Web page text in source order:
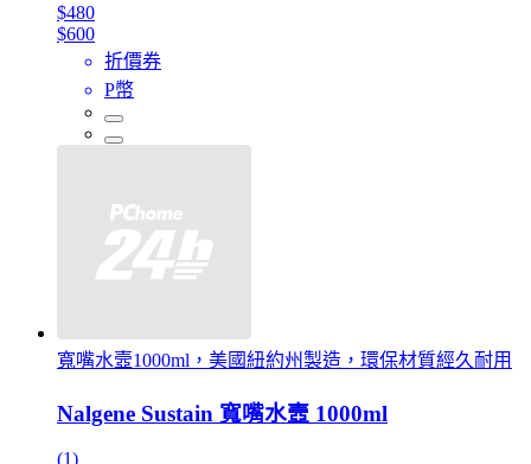
$480
$600
折價券
P幣
寬嘴水壼1000ml，美國紐約州製造，環保材質經久耐用
Nalgene Sustain 寬嘴水壼 1000ml
(1)